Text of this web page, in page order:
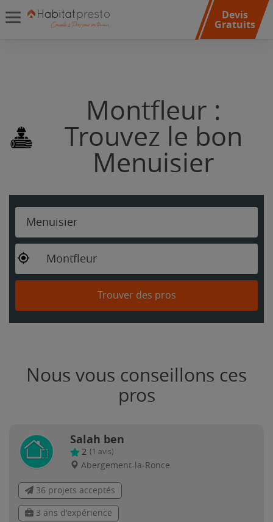
Devis
Gratuits
Montfleur :
Trouvez le bon
Menuisier
Menuisier
Montfleur
Trouver des pros
Nous vous conseillons ces
pros
Salah ben
2 (1 avis)
Abergement-la-Ronce
36 projets acceptés
3 ans d'expérience